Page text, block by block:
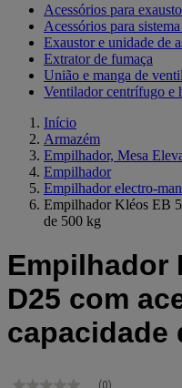
Acessórios para
Acessórios para
Exaustor e unidade de
Extrator de fumaça
União e manga de
Ventilador centrífugo e
Início
Armazém
Empilhador, Mesa
Empilhador
Empilhador electro-
Empilhador Kléos EB
de 500 kg
Empilhador
D25 com
capacidade
(0)